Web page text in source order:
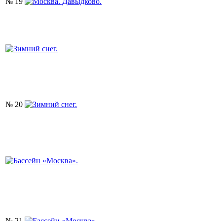
№ 20